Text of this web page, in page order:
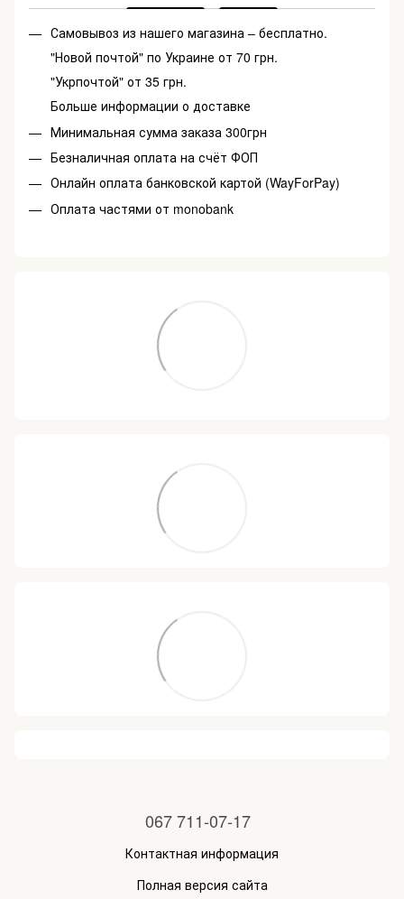
Самовывоз из нашего магазина – бесплатно.
"Новой почтой" по Украине от 70 грн.
"Укрпочтой" от 35 грн.
Больше информации о доставке
Минимальная сумма заказа 300грн
Безналичная оплата на счёт ФОП
Онлайн оплата банковской картой (WayForPay)
Оплата частями от monobank
067 711-07-17
Контактная информация
Полная версия сайта